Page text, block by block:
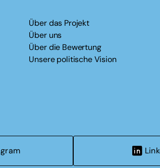
Über das Projekt
Über uns
Über die Bewertung
Unsere politische Vision